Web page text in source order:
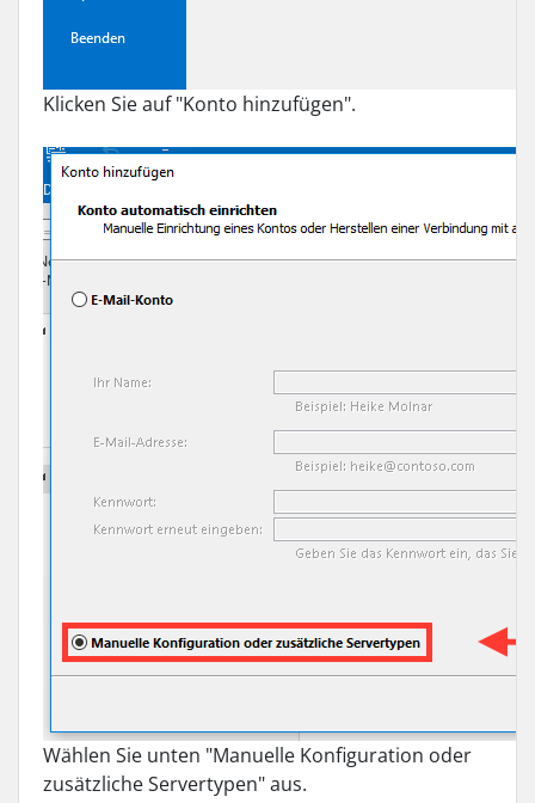
Klicken Sie auf "Konto hinzufügen".
Wählen Sie unten "Manuelle Konfiguration oder
zusätzliche Servertypen" aus.